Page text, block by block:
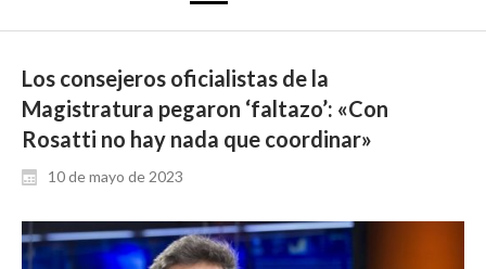
Los consejeros oficialistas de la
Magistratura pegaron ‘faltazo’: «Con
Rosatti no hay nada que coordinar»
10 de mayo de 2023